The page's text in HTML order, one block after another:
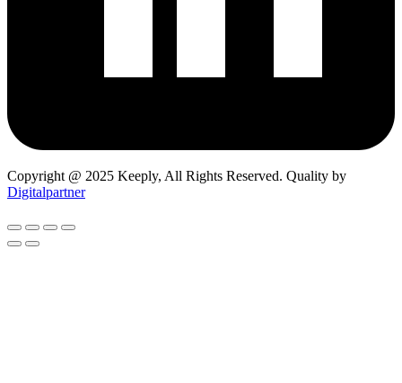
Copyright @ 2025 Keeply, All Rights Reserved. Quality by
Digitalpartner